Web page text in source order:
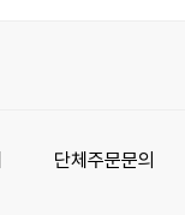
단체주문문의